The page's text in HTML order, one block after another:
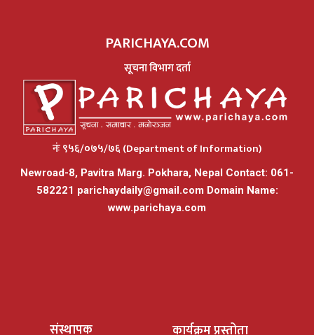
PARICHAYA.COM
सूचना विभाग दर्ता
नंः ९५६/०७५/७६ (Department of Information)
Newroad-8, Pavitra Marg. Pokhara, Nepal Contact: 061-
582221 parichaydaily@gmail.comDomain Name:
www.parichaya.com
संस्थापक कार्यक्रम प्रस्तोता